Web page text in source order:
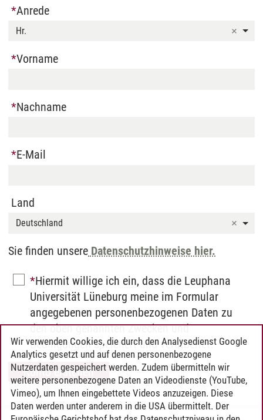
Anrede
Hr.
Vorname
Nachname
E-Mail
Land
Deutschland
Sie finden unsere Datenschutzhinweise hier.
Hiermit willige ich ein, dass die Leuphana
Universität Lüneburg meine im Formular
angegebenen personenbezogenen Daten zu
den oben genannten Zwecken und
Bedingungen speichert und verarbeitet.
Wir verwenden Cookies, die durch den Analysedienst Google
Analytics gesetzt und auf denen personenbezogene
Nutzerdaten gespeichert werden. Zudem übermitteln wir
weitere personenbezogene Daten an Videodienste (YouTube,
Vimeo), um Ihnen eingebettete Videos anzuzeigen. Diese
Daten werden unter anderem in die USA übermittelt. Der